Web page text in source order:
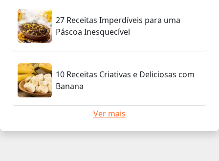
27 Receitas Imperdíveis para uma
Páscoa Inesquecível
10 Receitas Criativas e Deliciosas com
Banana
Ver mais